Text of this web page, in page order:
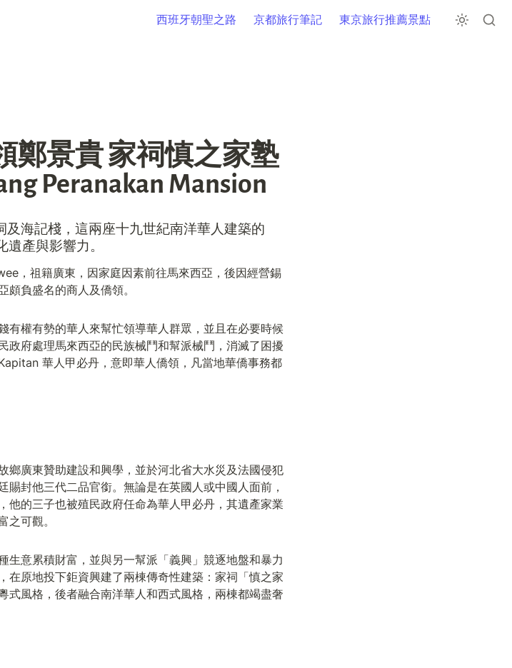
西班牙朝聖之路 京都旅行筆記 東京旅行推薦景點
鄭景貴 家祠慎之家塾
Peranakan Mansion
海記棧，這兩座十九世紀南洋華人建築的
產與影響力。
，祖籍廣東，因家庭因素前往馬來西亞，後因經營錫
負盛名的商人及僑領。
有權有勢的華人來幫忙領導華人群眾，並且在必要時候
政府處理馬來西亞的民族械鬥和幫派械鬥，消滅了困擾
華人甲必丹，意即華人僑領，凡當地華僑事務都
鄉廣東贊助建設和興學，並於河北省大水災及法國侵犯
封他三代二品官銜。無論是在英國人或中國人面前，
他的三子也被殖民政府任命為華人甲必丹，其遺產家業
之可觀。
生意累積財富，並與另一幫派「義興」競逐地盤和暴力
在原地投下鉅資興建了兩棟傳奇性建築：家祠「慎之家
式風格，後者融合南洋華人和西式風格，兩棟都竭盡奢